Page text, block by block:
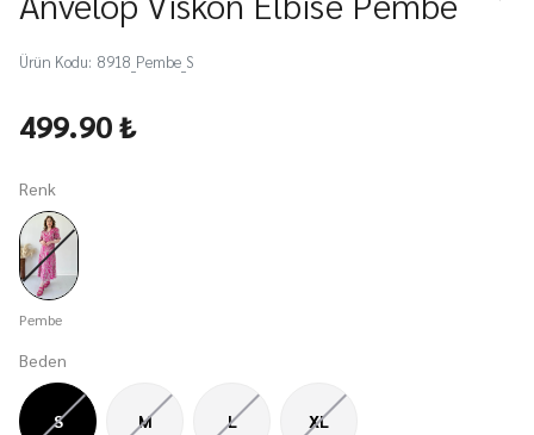
Ürün Kodu: 8918_Pembe_S
499.90 ₺
Renk
Pembe
Beden
S M L XL